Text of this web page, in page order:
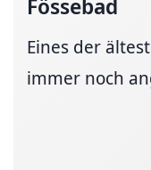
Eines der
immer noch